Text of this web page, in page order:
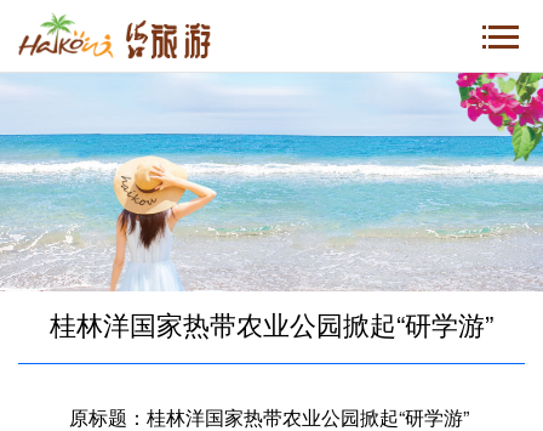
桂林洋国家热带农业公园掀起“研学游”
原标题：桂林洋国家热带农业公园掀起“研学游”